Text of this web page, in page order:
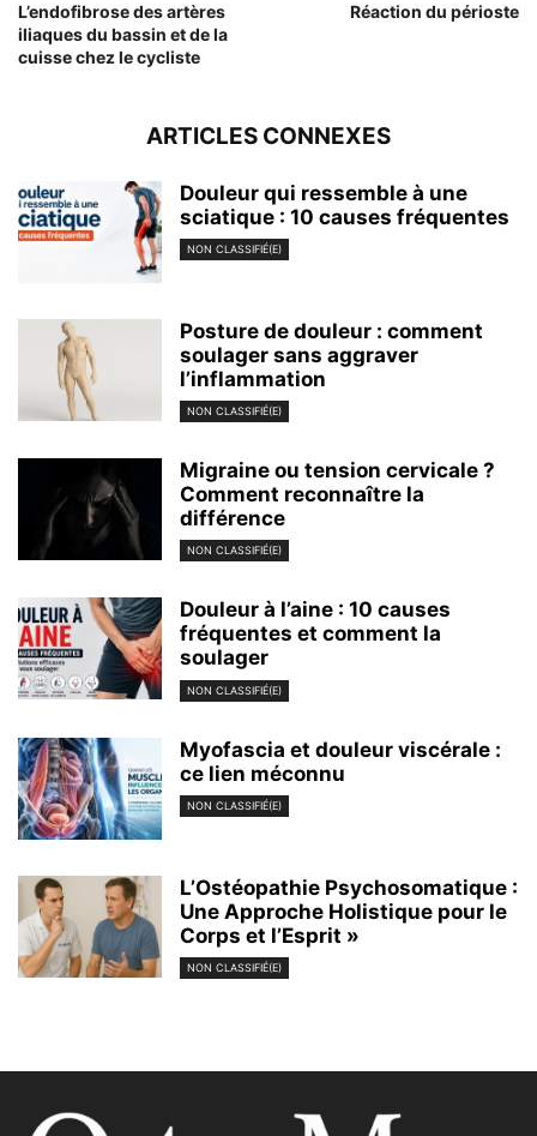
L’endofibrose des artères
iliaques du bassin et de la
cuisse chez le cycliste
Réaction du périoste
ARTICLES CONNEXES
Douleur qui ressemble à une
sciatique : 10 causes fréquentes
NON CLASSIFIÉ(E)
Posture de douleur : comment
soulager sans aggraver
l’inflammation
NON CLASSIFIÉ(E)
Migraine ou tension cervicale ?
Comment reconnaître la
différence
NON CLASSIFIÉ(E)
Douleur à l’aine : 10 causes
fréquentes et comment la
soulager
NON CLASSIFIÉ(E)
Myofascia et douleur viscérale :
ce lien méconnu
NON CLASSIFIÉ(E)
L’Ostéopathie Psychosomatique :
Une Approche Holistique pour le
Corps et l’Esprit »
NON CLASSIFIÉ(E)